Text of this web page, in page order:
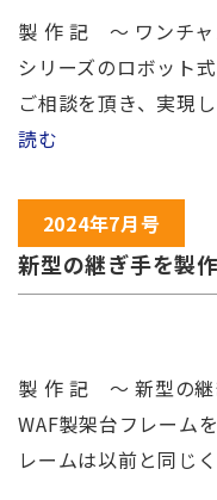
製 作 記 ～ ワンチ
シリーズのロボット
ご相談を頂き、実現
読む
2024年7月号
新型の継ぎ手を製
製 作 記 ～ 新型の
WAF製架台フレーム
レームは以前と同じ